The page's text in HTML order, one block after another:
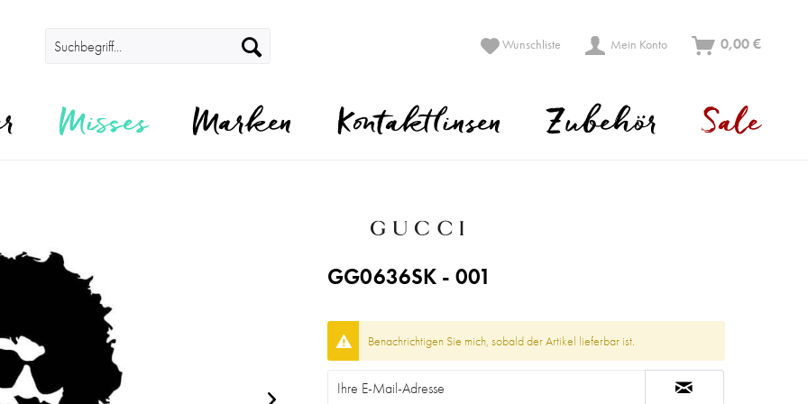
Wunschliste Mein Konto 0,00 €
Misses Marken Kontaktlinsen Zubehör Sale
GG0636SK - 001
Benachrichtigen Sie mich, sobald der Artikel lieferbar ist.